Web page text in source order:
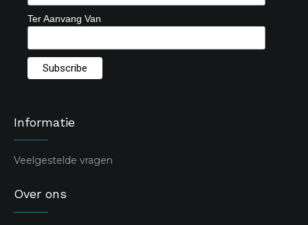
Ter Aanvang Van
Informatie
Veelgestelde vragen
Over ons